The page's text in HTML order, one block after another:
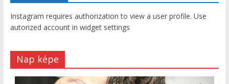
Instagram requires authorization to view a user profile. Use
autorized account in widget settings
Nap képe